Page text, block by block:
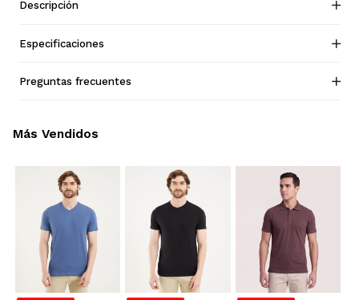
Descripción
Especificaciones
Preguntas frecuentes
Más Vendidos